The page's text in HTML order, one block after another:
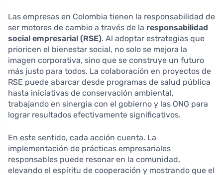
Las empresas en Colombia tienen la responsabilidad de
ser motores de cambio a través de la responsabilidad
social empresarial (RSE). Al adoptar estrategias que
prioricen el bienestar social, no solo se mejora la
imagen corporativa, sino que se construye un futuro
más justo para todos. La colaboración en proyectos de
RSE puede abarcar desde programas de salud pública
hasta iniciativas de conservación ambiental,
trabajando en sinergia con el gobierno y las ONG para
lograr resultados efectivamente significativos.
En este sentido, cada acción cuenta. La
implementación de prácticas empresariales
responsables puede resonar en la comunidad,
elevando el espíritu de cooperación y mostrando que el